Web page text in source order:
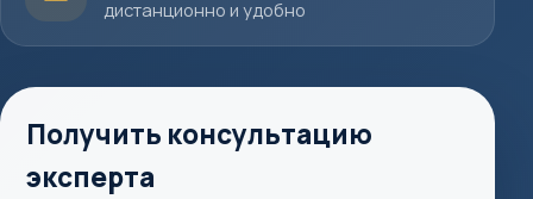
дистанционно и удобно
Получить консультацию
эксперта